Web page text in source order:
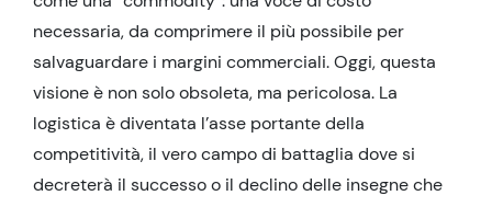
necessaria, da comprimere il più possibile per
salvaguardare i margini commerciali. Oggi, questa
visione è non solo obsoleta, ma pericolosa. La
logistica è diventata l’asse portante della
competitività, il vero campo di battaglia dove si
decreterà il successo o il declino delle insegne che